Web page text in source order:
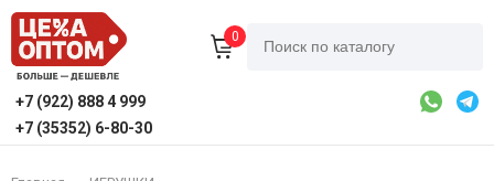
0
+7 (922) 888 4 999
+7 (35352) 6-80-30